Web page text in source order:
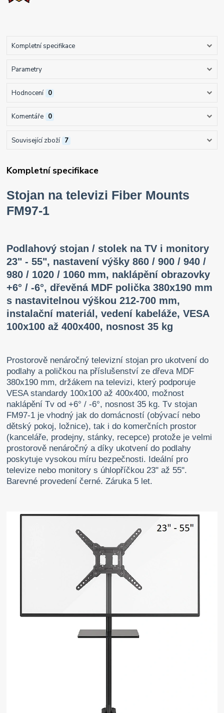
Kompletní specifikace
Parametry
Hodnocení 0
Komentáře 0
Související zboží 7
Kompletní specifikace
Stojan na televizi Fiber Mounts
FM97-1
Podlahový stojan / stolek na TV i monitory
23" - 55", nastavení výšky860 / 900 / 940 /
980 / 1020 / 1060 mm, naklápění obrazovky
+6° / -6°, dřevěná MDF polička 380x190 mm
s nastavitelnou výškou 212-700 mm,
instalační materiál, vedení kabeláže, VESA
100x100 až 400x400, nosnost 35 kg
Prostorově nenáročný televizní stojan pro ukotvení do
podlahy a poličkou na příslušenství ze dřeva MDF
380x190 mm, držákem na televizi, který podporuje
VESA standardy 100x100 až 400x400, možnost
naklápění Tv od +6° / -6°, nosnost 35 kg. Tv stojan
FM97-1 je vhodný jak do domácností (obývací nebo
dětský pokoj, ložnice), tak i do komerčních prostor
(kanceláře, prodejny, stánky, recepce) protože je velmi
prostorově nenáročný a díky ukotvení do podlahy
poskytuje vysokou míru bezpečnosti. Ideální pro
televize nebo monitory s úhlopříčkou 23" až 55".
Barevné provedení černé. Záruka 5 let.